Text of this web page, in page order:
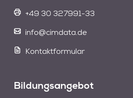
+49 30 327991-33
info@cimdata.de
Kontaktformular
Bildungsangebot